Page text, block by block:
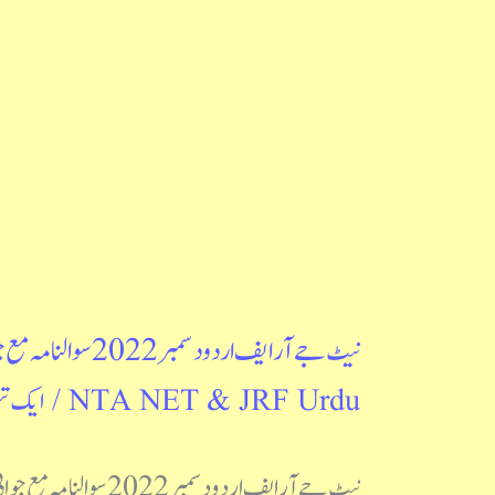
نیٹ جے آر ایف اردو دسمبر 2022 سوالنامہ مع جوابی کلید
NTA NET & JRF Urdu
/ایک
نیٹ
جے